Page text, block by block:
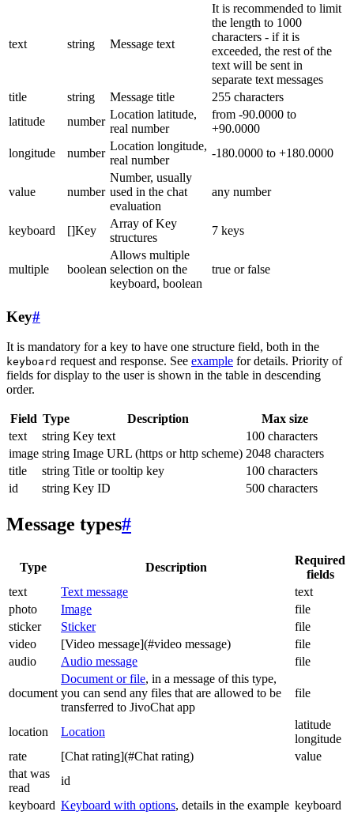
text string Message text
It is recommended to limit
the length to 1000
characters - if it is
exceeded, the rest of the
text will be sent in
separate text messages
title
string Message title
255 characters
latitude
number
Location latitude,
real number
from -90.0000 to
+90.0000
longitude
number
Location longitude,
real number
-180.0000 to +180.0000
value number
Number, usually
used in the chat
evaluation
any number
keyboard []Key
Array of Key
structures
7 keys
multiple boolean
Allows multiple
selection on the
keyboard, boolean
true or false
Key#
It is mandatory for a key to have one structure field, both in the
keyboard request and response. See example for details. Priority of
fields for display to the user is shown in the table in descending
order.
Field Type Description
Max size
text
string Key text
100 characters
image string Image URL (https or http scheme) 2048 characters
title
string Title or tooltip key
100 characters
id
string Key ID 500 characters
Message types#
Type Description
Required
fields
text
Text message
text
photo
Image
file
sticker
Sticker
file
video
[Video message](#video message)
file
audio
Audio message file
document
Document or file, in a message of this type,
you can send any files that are allowed to be
transferred to JivoChat app
file
location Location
latitude
longitude
rate
[Chat rating](#Chat rating)
value
that was
read
id
keyboard Keyboard with options, details in the example keyboard